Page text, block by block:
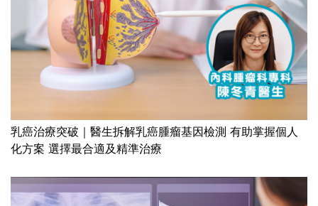
乳癌治療突破｜醫生拆解乳癌腫瘤基因檢測 有助掌握個人
化方案 選擇最合適及精準治療